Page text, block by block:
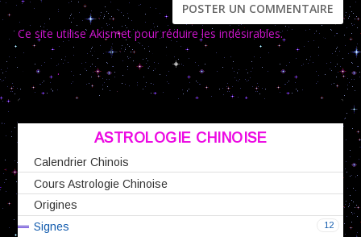
Ce site utilise Akismet pour réduire les indésirables. En savoir
plus sur la façon dont les données de vos commentaires sont
traitées.
ASTROLOGIE CHINOISE
Calendrier Chinois
Cours Astrologie Chinoise
Origines
12
Signes